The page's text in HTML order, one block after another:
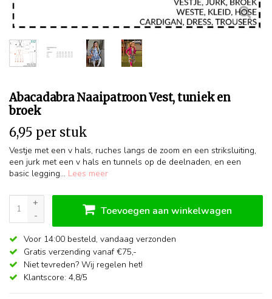
Abacadabra Naaipatroon Vest, tuniek en
broek
6,95 per stuk
Vestje met een v hals, ruches langs de zoom en een striksluiting,
een jurk met een v hals en tunnels op de deelnaden, en een
basic legging... Lees meer
+
-
Toevoegen aan winkelwagen
Voor 14:00 besteld, vandaag verzonden
Gratis verzending vanaf €75,-
Niet tevreden? Wij regelen het!
Klantscore: 4,8/5